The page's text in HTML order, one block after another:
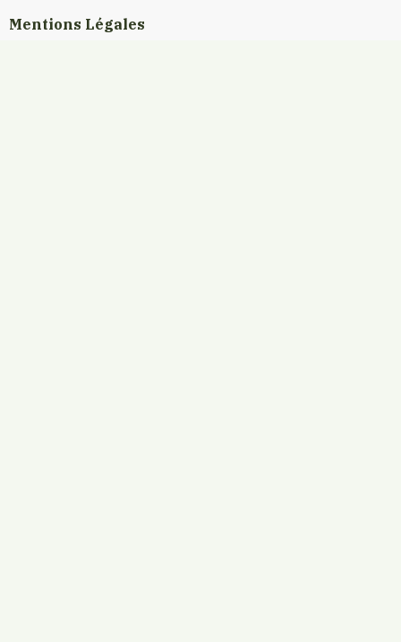
Mentions Légales